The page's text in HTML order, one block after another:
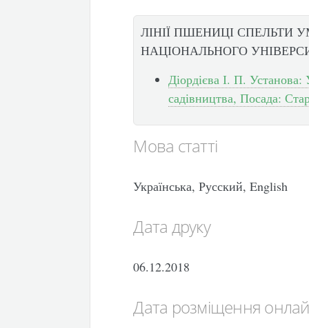
ЛІНІЇ ПШЕНИЦІ СПЕЛЬТИ
НАЦІОНАЛЬНОГО
Діордієва І. П.
садівництва, Посада:
Мова статті
Українська, Русский, English
Дата друку
06.12.2018
Дата розміщення